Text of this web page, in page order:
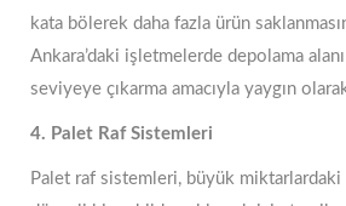
kata bölerek daha fazla ürün
Ankara’daki işletmelerde depolama
seviyeye çıkarma amacıyla yaygın
4. Palet Raf Sistemleri
Palet raf sistemleri, büyük